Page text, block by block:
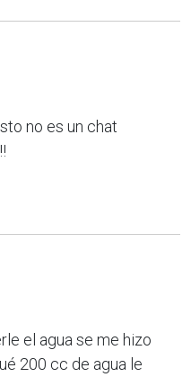
no es un chat
el agua se me hizo
200 cc de agua le